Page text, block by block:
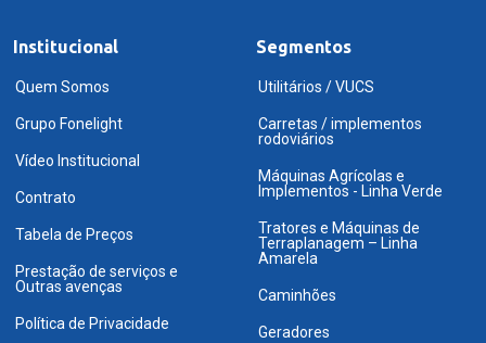
Institucional
Quem Somos
Grupo Fonelight
Vídeo Institucional
Contrato
Tabela de Preços
Prestação de serviços e
Outras avenças
Política de Privacidade
Segmentos
Utilitários / VUCS
Carretas / implementos
rodoviários
Máquinas Agrícolas e
Implementos - Linha Verde
Tratores e Máquinas de
Terraplanagem – Linha
Amarela
Caminhões
Geradores